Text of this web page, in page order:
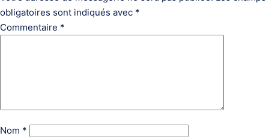
obligatoires sont indiqués avec *
Commentaire *
Nom *